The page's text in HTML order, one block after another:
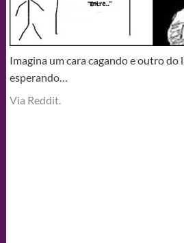
Imagina um cara cagando e outro do
esperando…
Via Reddit.